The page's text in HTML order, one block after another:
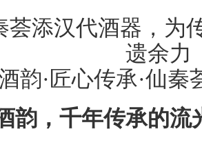
韵·匠心传承·仙
韵，千年传承的流